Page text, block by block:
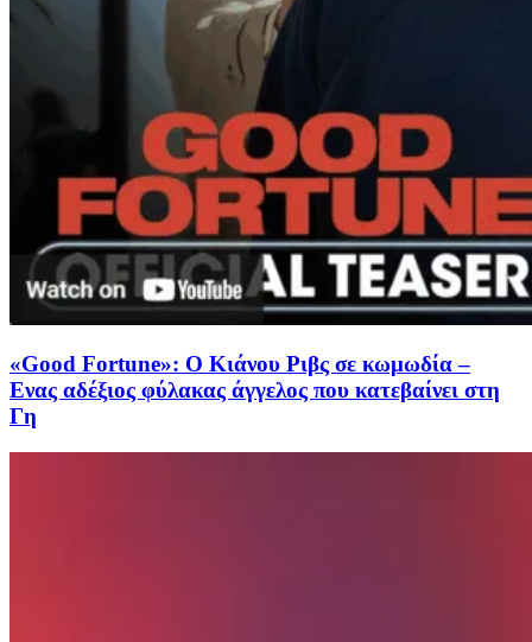
«Good Fortune»: Ο Κιάνου Ριβς σε κωμωδία –
Ενας αδέξιος φύλακας άγγελος που κατεβαίνει στη
Γη